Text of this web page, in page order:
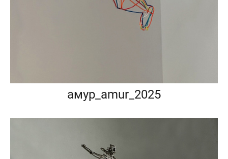
амур_amur_2025